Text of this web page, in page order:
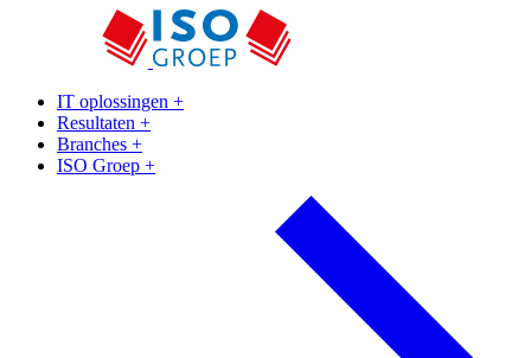
IT oplossingen +
Resultaten +
Branches +
ISO Groep +